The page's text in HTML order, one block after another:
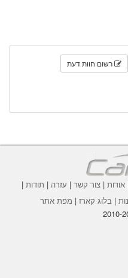
רשום חוות דעת
אודות |צור קשר | עזרה | תודות |
|בלוג קארז | מפת אתר